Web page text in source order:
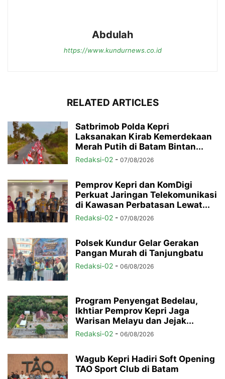
Abdulah
https://www.kundurnews.co.id
RELATED ARTICLES
Satbrimob Polda Kepri
Laksanakan Kirab Kemerdekaan
Merah Putih di Batam Bintan...
Redaksi-02 - 07/08/2026
Pemprov Kepri dan KomDigi
Perkuat Jaringan Telekomunikasi
di Kawasan Perbatasan Lewat...
Redaksi-02 - 07/08/2026
Polsek Kundur Gelar Gerakan
Pangan Murah di Tanjungbatu
Redaksi-02 - 06/08/2026
Program Penyengat Bedelau,
Ikhtiar Pemprov Kepri Jaga
Warisan Melayu dan Jejak...
Redaksi-02 - 06/08/2026
Wagub Kepri Hadiri Soft Opening
TAO Sport Club di Batam